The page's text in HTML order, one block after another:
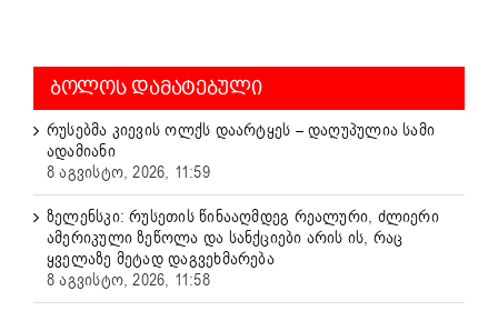
ᲑᲝᲚᲝᲡ ᲓᲐᲛᲐᲢᲔᲑᲣᲚᲘ
რუსებმა კიევის ოლქს დაარტყეს – დაღუპულია სამი
ადამიანი
8 აგვისტო, 2026, 11:59
ზელენსკი: რუსეთის წინააღმდეგ რეალური, ძლიერი
ამერიკული ზეწოლა და სანქციები არის ის, რაც
ყველაზე მეტად დაგვეხმარება
8 აგვისტო, 2026, 11:58